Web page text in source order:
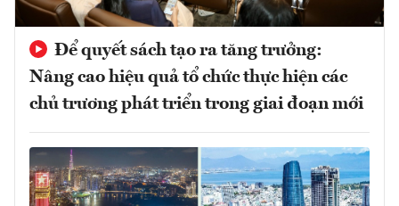
Để quyết sách tạo ra tăng trưởng:
Nâng cao hiệu quả tổ chức thực hiện các
chủ trương phát triển trong giai đoạn mới